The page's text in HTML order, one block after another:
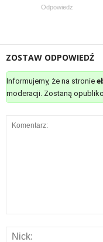
Odpowiedz
ZOSTAW ODPOWIEDŹ
Informujemy, że na stronie
moderacji. Zostaną